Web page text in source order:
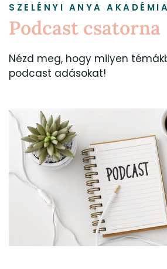
SZELÉNYI ANYA AKADÉMIA
Podcast csatorna
Nézd meg, hogy milyen
podcast adásokat!